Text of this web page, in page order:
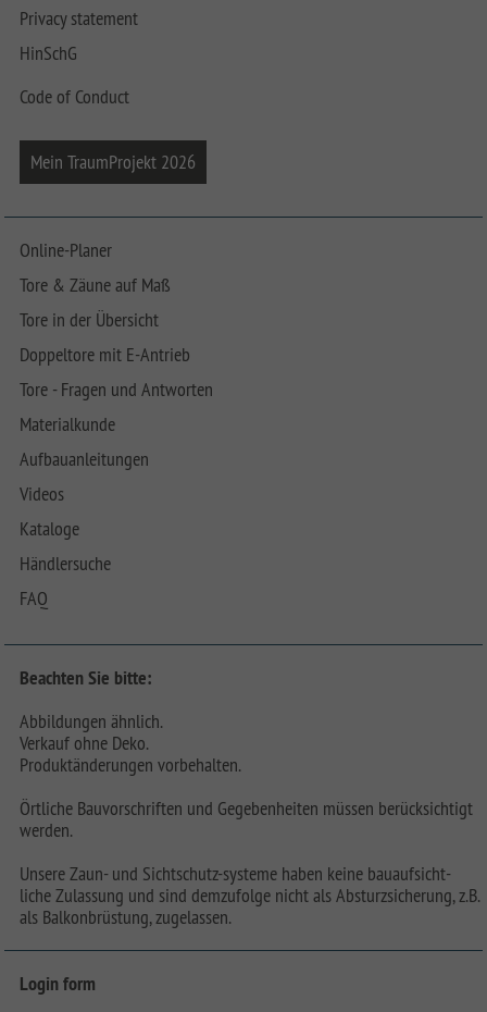
Privacy statement
HinSchG
Code of Conduct
Mein TraumProjekt 2026
Online-Planer
Tore & Zäune auf Maß
Tore in der Übersicht
Doppeltore mit E-Antrieb
Tore - Fragen und Antworten
Materialkunde
Aufbauanleitungen
Videos
Kataloge
Händlersuche
FAQ
Beachten Sie bitte:
Abbildungen ähnlich.
Verkauf ohne Deko.
Produktänderungen vorbehalten.
Örtliche Bauvorschriften und Gegebenheiten müssen berücksichtigt
werden.
Unsere Zaun- und Sichtschutz-systeme haben keine bauaufsicht-
liche Zulassung und sind demzufolge nicht als Absturzsicherung, z.B.
als Balkonbrüstung, zugelassen.
Login form